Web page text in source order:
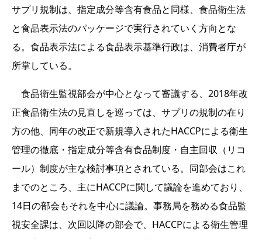
サプリ規制は、指定成分等含有食品と同様、食品衛生法
と食品表示法のパッケージで実行されていく方向とな
る。食品表示法による食品表示基準行政は、消費者庁が
所掌している。
食品衛生監視部会が中心となって審議する、2018年改
正食品衛生法の見直しを巡っては、サプリの規制の在り
方の他、同年の改正で新規導入されたHACCPによる衛生
管理の徹底・指定成分等含有食品制度・自主回収（リコ
ール）制度が主な検討事項とされている。同部会はこれ
までのところ、主にHACCPに関して議論を進めており、
14日の部会もそれを中心に議論。事務局を務める食品監
視安全課は、次回以降の部会で、HACCPによる衛生管理